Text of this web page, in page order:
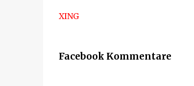
XING
Facebook Kommentare